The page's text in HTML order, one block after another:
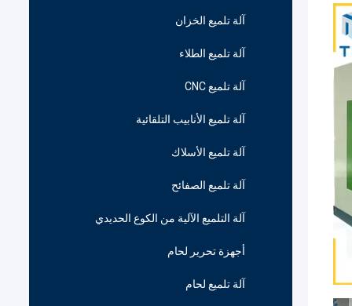
آلة تلميع الخزان
آلة تلميع الطلاء
آلة تلميع CNC
آلة تلميع الأنابيب التلقائية
آلة تلميع الأسلاك
آلة تلميع الصفائح
آلة التلميع الآلية من الكوع الحديدي
أجهزة تحرير لحام
آلة تلميع لحام